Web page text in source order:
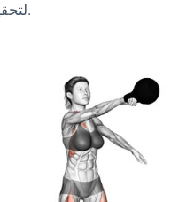
لتحقيق فوائد للقلب والأوعية الدموية.